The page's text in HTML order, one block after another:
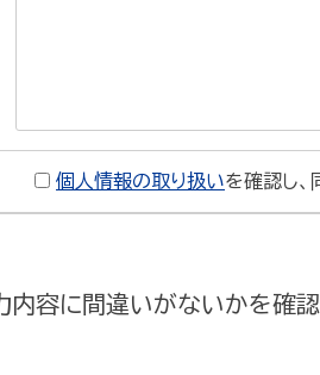
個人情報の取り扱いを確認し、
内容に間違いがないかを確認